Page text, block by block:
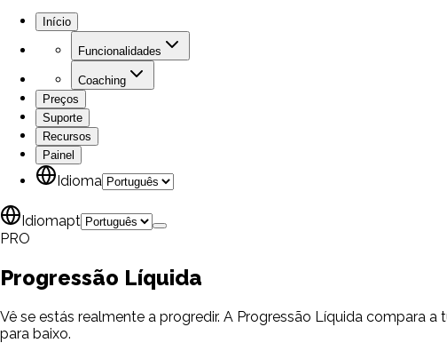
Início
Funcionalidades
Coaching
Preços
Suporte
Recursos
Painel
Idioma
Idiomapt
PRO
Progressão Líquida
Vê se estás realmente a progredir. A Progressão Líquida compara
para baixo.